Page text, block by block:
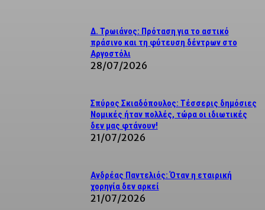
Δ. Τρωιάνος: Πρόταση για το αστικό
πράσινο και τη φύτευση δέντρων στο
Αργοστόλι
28/07/2026
Σπύρος Σκιαδόπουλος: Τέσσερις δημόσιες
Νομικές ήταν πολλές, τώρα οι ιδιωτικές
δεν μας φτάνουν!
21/07/2026
Ανδρέας Παντελιός: Όταν η εταιρική
χορηγία δεν αρκεί
21/07/2026